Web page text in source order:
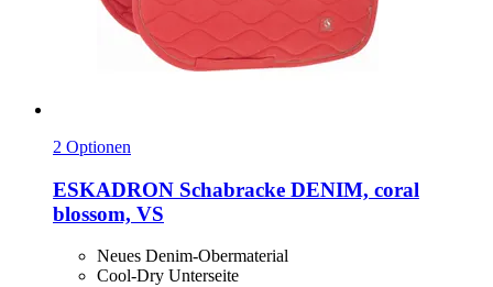
2 Optionen
ESKADRON Schabracke DENIM, coral
blossom, VS
Neues Denim-Obermaterial
Cool-Dry Unterseite